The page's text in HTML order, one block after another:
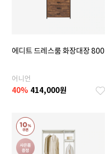
에디트 드레스룸 화장대장 800
어니언
40% 414,000원